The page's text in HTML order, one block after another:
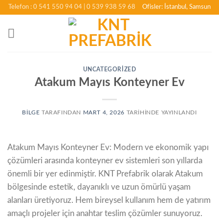
İçeriğeTelefon : 0 541 550 94 04 | 0 539 938 59 68 Ofisler: İstanbul, Samsun
UNCATEGORIZED
Atakum Mayıs Konteyner Ev
BILGE TARAFINDAN MART 4, 2026 TARIHINDE YAYINLANDI
Atakum Mayıs Konteyner Ev: Modern ve ekonomik yapı
çözümleri arasında konteyner ev sistemleri son yıllarda
önemli bir yer edinmiştir. KNT Prefabrik olarak Atakum
bölgesinde estetik, dayanıklı ve uzun ömürlü yaşam
alanları üretiyoruz. Hem bireysel kullanım hem de yatırım
amaçlı projeler için anahtar teslim çözümler sunuyoruz.